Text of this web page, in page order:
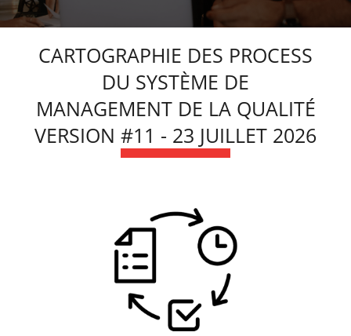
CARTOGRAPHIE DES PROCESS
DU SYSTÈME DE
MANAGEMENT DE LA QUALITÉ
VERSION #11 - 23 JUILLET 2026